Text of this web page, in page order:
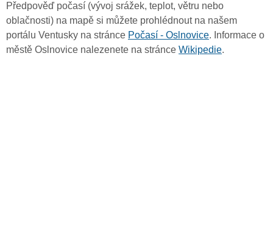
Předpověď počasí (vývoj srážek, teplot, větru nebo
oblačnosti) na mapě si můžete prohlédnout na našem
portálu Ventusky na stránce Počasí - Oslnovice. Informace o
městě Oslnovice nalezenete na stránce Wikipedie.